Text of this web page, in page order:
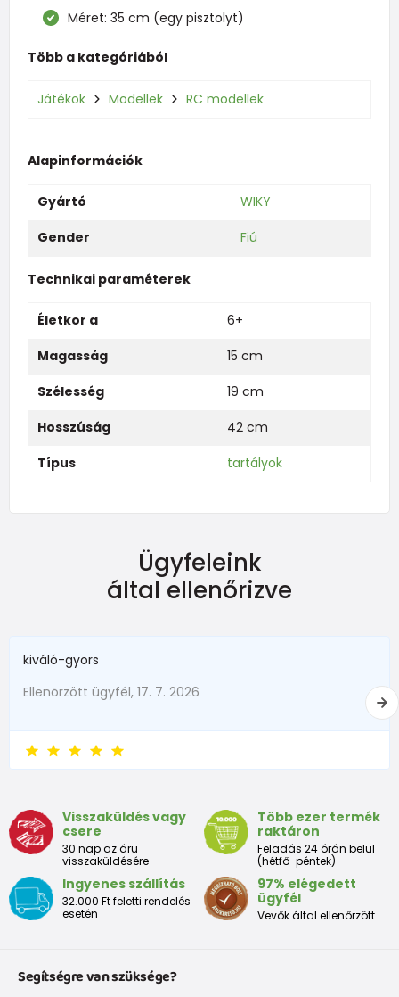
Méret: 35 cm (egy pisztolyt)
Több a kategóriából
Játékok Modellek RC modellek
Alapinformációk
Gyártó
WIKY
Gender
Fiú
Technikai paraméterek
Életkor a
6+
Magasság
15 cm
Szélesség
19 cm
Hosszúság
42 cm
Típus
tartályok
Ügyfeleink
által ellenőrizve
kiváló-gyors
Ellenõrzött ügyfél, 17. 7. 2026
Visszaküldés vagy
csere
30 nap az áru
visszaküldésére
Több ezer termék
raktáron
Feladás 24 órán belül
(hétfő-péntek)
Ingyenes szállítás
32.000 Ft feletti rendelés
esetén
97% elégedett
ügyfél
Vevők által ellenőrzött
Segítségre van szüksége?